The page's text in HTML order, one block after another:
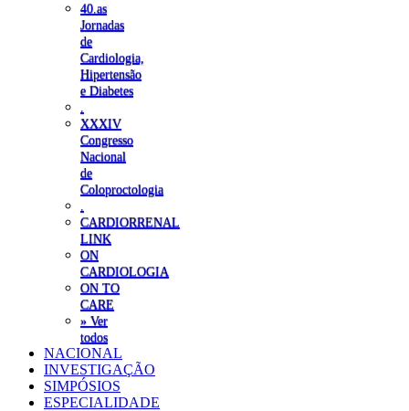
40.as
Jornadas
de
Cardiologia,
Hipertensão
e Diabetes
XXXIV
Congresso
Nacional
de
Coloproctologia
CARDIORRENAL
LINK
ON
CARDIOLOGIA
ON TO
CARE
» Ver
todos
NACIONAL
INVESTIGAÇÃO
SIMPÓSIOS
ESPECIALIDADE